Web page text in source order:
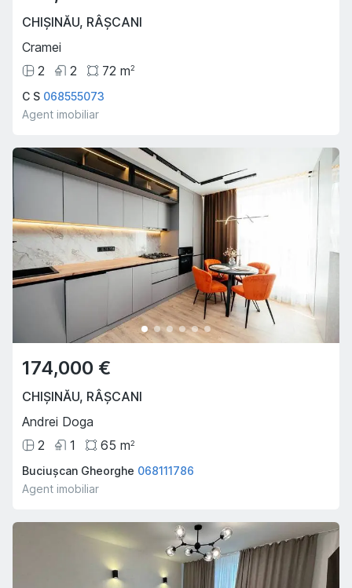
CHIȘINĂU, RÂȘCANI
Cramei
2
2 72 m2
C S 068555073
Agent imobiliar
174,000 €
CHIȘINĂU, RÂȘCANI
Andrei Doga
2
1 65 m2
Buciușcan Gheorghe 068111786
Agent imobiliar